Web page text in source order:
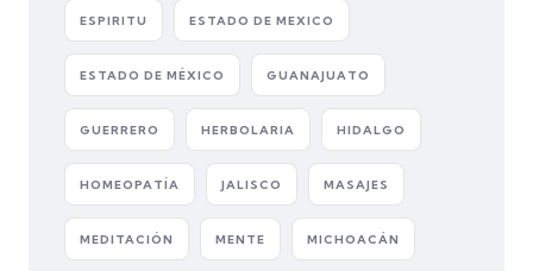
ESPIRITU ESTADO DE MEXICO
ESTADO DE MÉXICO GUANAJUATO
GUERRERO HERBOLARIA HIDALGO
HOMEOPATÍA JALISCO MASAJES
MEDITACIÓN MENTE MICHOACÁN